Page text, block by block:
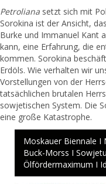
Petroliana setzt sich mit
Sorokina ist der Ansicht,
Burke und Immanuel Kant
kann, eine Erfahrung, die
kommen. Sorokina
Erdöls. Wie verhalten wir
Vorstellungen von der
tatsächlichen brutalen
sowjetischen System. Die
eine große Katastrophe.
Moskauer Biennale I
Buck-Morss I
Ölfördermaximum I